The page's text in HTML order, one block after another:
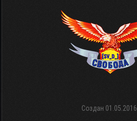
Создан 01.05.2016